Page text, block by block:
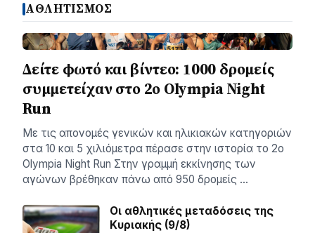
ΑΘΛΗΤΙΣΜΟΣ
Δείτε φωτό και βίντεο: 1000 δρομείς
συμμετείχαν στο 2ο Olympia Night
Run
Με τις απονομές γενικών και ηλικιακών κατηγοριών
στα 10 και 5 χιλιόμετρα πέρασε στην ιστορία το 2ο
Olympia Night Run Στην γραμμή εκκίνησης των
αγώνων βρέθηκαν πάνω από 950 δρομείς …
Οι αθλητικές μεταδόσεις της
Κυριακής (9/8)